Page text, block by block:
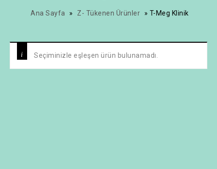
Ana Sayfa » Z- Tükenen Ürünler » T-Meg Klinik
Seçiminizle eşleşen ürün bulunamadı.